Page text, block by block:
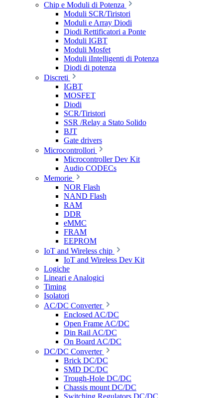
Chip e Moduli di Potenza
Moduli SCR/Tiristori
Moduli e Array Diodi
Diodi Rettificatori a Ponte
Moduli IGBT
Moduli Mosfet
Moduli iIntelligenti di Potenza
Diodi di potenza
Discreti
IGBT
MOSFET
Diodi
SCR/Tiristori
SSR /Relay a Stato Solido
BJT
Gate drivers
Microcontrollori
Microcontroller Dev Kit
Audio CODECs
Memorie
NOR Flash
NAND Flash
RAM
DDR
eMMC
FRAM
EEPROM
IoT and Wireless chip
IoT and Wireless Dev Kit
Logiche
Lineari e Analogici
Timing
Isolatori
AC/DC Converter
Enclosed AC/DC
Open Frame AC/DC
Din Rail AC/DC
On Board AC/DC
DC/DC Converter
Brick DC/DC
SMD DC/DC
Trough-Hole DC/DC
Chassis mount DC/DC
Switching Regulators DC/DC